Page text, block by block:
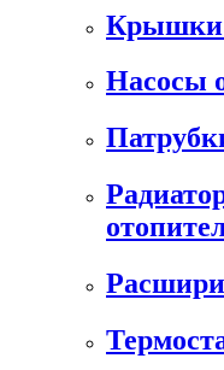
Крышки
Насосы